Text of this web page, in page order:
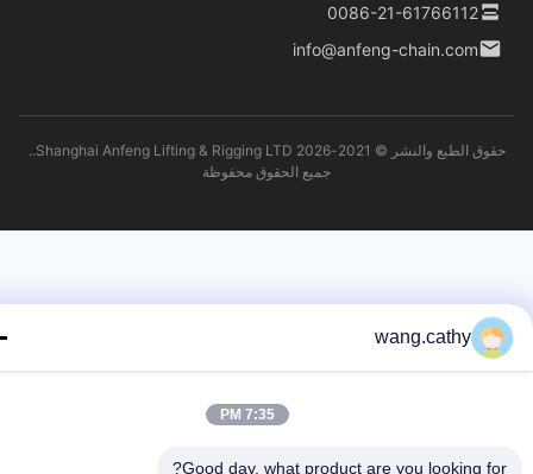
0086-21-61766112
info@anfeng-chain.com
حقوق الطبع والنشر © 2021-2026 Shanghai Anfeng Lifting & Rigging LTD..
جميع الحقوق محفوظة
wang.cathy
7:35 PM
Good day, what product are you looking